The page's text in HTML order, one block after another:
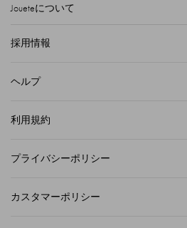
Joueteについて
採用情報
ヘルプ
利用規約
プライバシーポリシー
カスタマーポリシー